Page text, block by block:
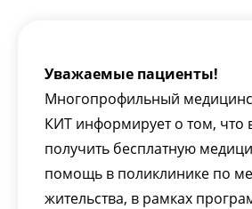
Уважаемые пациенты!
Многопрофильный
КИТ информирует о том, что
получить бесплатную
помощь в поликлинике по
жительства, в рамках